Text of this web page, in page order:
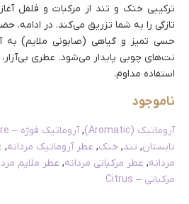
ترکیبی خنک و تند از مرکبات و فلفل
تازگی را به شما تزریق می‌کند. در
حسی تمیز و گیاهی (صابونی ملایم)
نت‌های چوبی پایدار می‌شود. عطری
استفاده مداوم.
ناموجود
آروماتیک (Aromatic) ,آروماتیک فوژه – Aromatic Fougere
تابستان, تند, خنک, عطر آروماتیک مردانه,
مردانه, عطر مرکباتی مردانه, عطر ملایم
مرکباتی – Citrus